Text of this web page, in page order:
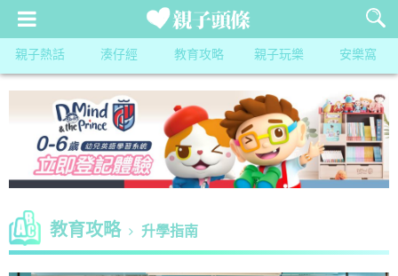
親子熱話 湊仔經 教育攻略 親子玩樂 安樂窩
教育攻略 升學指南